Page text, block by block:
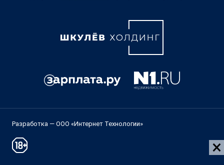
Разработка — ООО «Интернет Технологии»